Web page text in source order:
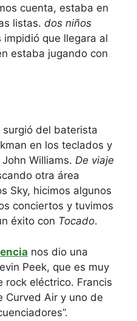
cuenta, estaba en
listas. dos niños
impidió que llegara al
estaba jugando con
del baterista
en los teclados y
Williams. De viaje
otra área
Sky, hicimos algunos
conciertos y tuvimos
éxito con Tocado.
nos dio una
Peek, que es muy
rock eléctrico. Francis
Curved Air y uno de